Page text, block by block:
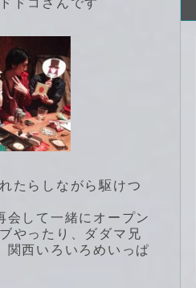
たらしながら駆けつ
して一緒にオープン
やったり、ダダマ兄
西いろいろめいっぱ